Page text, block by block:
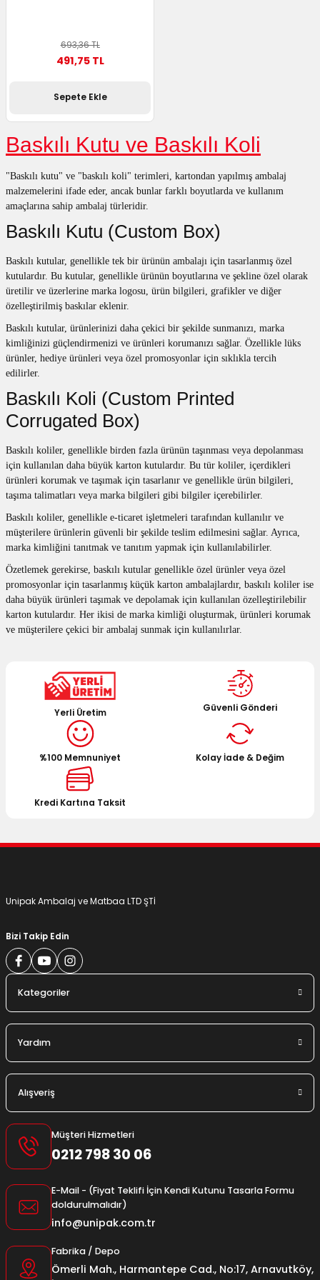
693,36 TL
491,75 TL
Sepete Ekle
Baskılı Kutu ve Baskılı Koli
"Baskılı kutu" ve "baskılı koli" terimleri, kartondan yapılmış ambalaj
malzemelerini ifade eder, ancak bunlar farklı boyutlarda ve kullanım
amaçlarına sahip ambalaj türleridir.
Baskılı Kutu (Custom Box)
Baskılı kutular, genellikle tek bir ürünün ambalajı için tasarlanmış özel
kutulardır. Bu kutular, genellikle ürünün boyutlarına ve şekline özel olarak
üretilir ve üzerlerine marka logosu, ürün bilgileri, grafikler ve diğer
özelleştirilmiş baskılar eklenir.
Baskılı kutular, ürünlerinizi daha çekici bir şekilde sunmanızı, marka
kimliğinizi güçlendirmenizi ve ürünleri korumanızı sağlar. Özellikle lüks
ürünler, hediye ürünleri veya özel promosyonlar için sıklıkla tercih
edilirler.
Baskılı Koli (Custom Printed
Corrugated Box)
Baskılı koliler, genellikle birden fazla ürünün taşınması veya depolanması
için kullanılan daha büyük karton kutulardır. Bu tür koliler, içerdikleri
ürünleri korumak ve taşımak için tasarlanır ve genellikle ürün bilgileri,
taşıma talimatları veya marka bilgileri gibi bilgiler içerebilirler.
Baskılı koliler, genellikle e-ticaret işletmeleri tarafından kullanılır ve
müşterilere ürünlerin güvenli bir şekilde teslim edilmesini sağlar. Ayrıca,
marka kimliğini tanıtmak ve tanıtım yapmak için kullanılabilirler.
Özetlemek gerekirse, baskılı kutular genellikle özel ürünler veya özel
promosyonlar için tasarlanmış küçük karton ambalajlardır, baskılı koliler ise
daha büyük ürünleri taşımak ve depolamak için kullanılan özelleştirilebilir
karton kutulardır. Her ikisi de marka kimliği oluşturmak, ürünleri korumak
ve müşterilere çekici bir ambalaj sunmak için kullanılırlar.
Yerli Üretim Güvenli Gönderi
%100 Memnuniyet Kolay İade & Değim
Kredi Kartına Taksit
Unipak Ambalaj ve Matbaa LTD ŞTİ
Bizi Takip Edin
Kategoriler
Yardım
Alışveriş
Müşteri Hizmetleri
0212 798 30 06
E-Mail - (Fiyat Teklifi İçin Kendi Kutunu Tasarla Formu
doldurulmalıdır)
info@unipak.com.tr
Fabrika / Depo
Ömerli Mah., Harmantepe Cad., No:17, Arnavutköy,